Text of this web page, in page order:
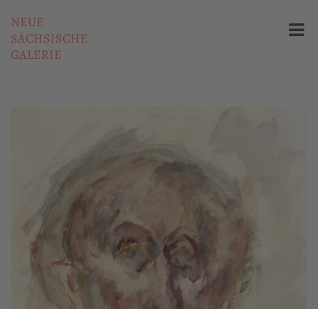
NEUE
SÄCHSISCHE
GALERIE